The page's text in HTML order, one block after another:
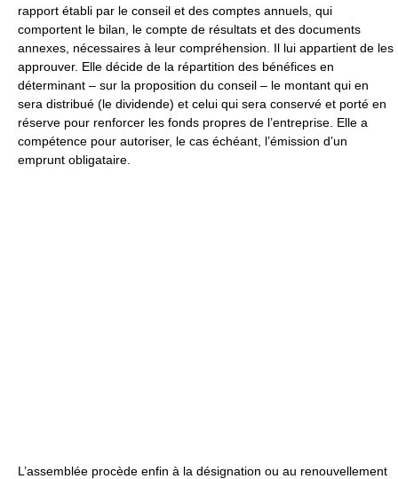
rapport établi par le conseil et des comptes annuels, qui
comportent le bilan, le compte de résultats et des documents
annexes, nécessaires à leur compréhension. Il lui appartient de les
approuver. Elle décide de la répartition des bénéfices en
déterminant – sur la proposition du conseil – le montant qui en
sera distribué (le dividende) et celui qui sera conservé et porté en
réserve pour renforcer les fonds propres de l’entreprise. Elle a
compétence pour autoriser, le cas échéant, l’émission d’un
emprunt obligataire.
L’assemblée procède enfin à la désignation ou au renouvellement